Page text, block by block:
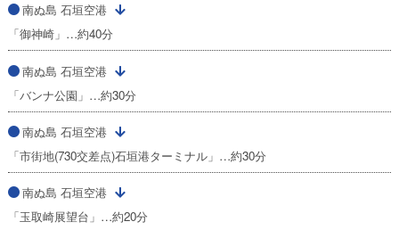
南ぬ島 石垣空港
「御神崎」…約40分
南ぬ島 石垣空港
「バンナ公園」…約30分
南ぬ島 石垣空港
「市街地(730交差点)石垣港ターミナル」…約30分
南ぬ島 石垣空港
「玉取崎展望台」…約20分